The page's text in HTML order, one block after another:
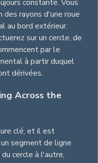
constante. Vous
des rayons d'une roue
au bord extérieur.
sur un cercle, de
par le
à partir duquel
dérivées.
Across the
clé, et il est
segment de ligne
cercle à l'autre,